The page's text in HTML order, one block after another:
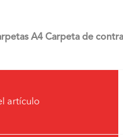
A4 Carpeta de
artículo